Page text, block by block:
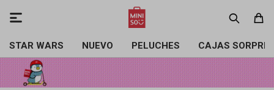
STAR WARS NUEVO PELUCHES CAJAS
